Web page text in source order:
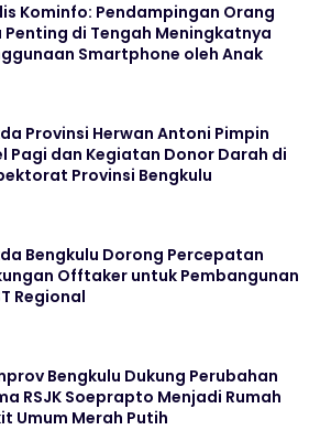
Kominfo: Pendampingan Orang
Penting di Tengah Meningkatnya
Smartphone oleh Anak
Provinsi Herwan Antoni Pimpin
Pagi dan Kegiatan Donor Darah di
Provinsi Bengkulu
Bengkulu Dorong Percepatan
Offtaker untuk Pembangunan
Regional
Bengkulu Dukung Perubahan
RSJK Soeprapto Menjadi Rumah
Umum Merah Putih